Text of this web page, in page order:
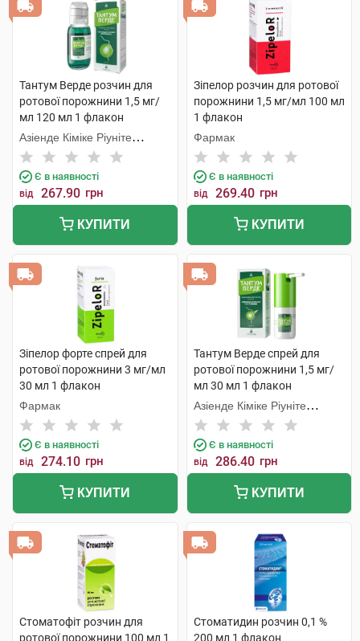
Тантум Верде розчин для
ротової порожнини 1,5 мг/
мл 120 мл 1 флакон
Азіенде Кіміке Ріуніте
Анжеліні Франческо
Є в наявності
від 267.90 грн
КУПИТИ
Зіпелор розчин для ротової
порожнини 1,5 мг/мл 100 мл
1 флакон
Фармак
Є в наявності
від 269.40 грн
КУПИТИ
Зіпелор форте спрей для
ротової порожнини 3 мг/мл
30 мл 1 флакон
Фармак
Є в наявності
від 274.10 грн
КУПИТИ
Тантум Верде спрей для
ротової порожнини 1,5 мг/
мл 30 мл 1 флакон
Азіенде Кіміке Ріуніте
Анжеліні Франческо
Є в наявності
від 286.40 грн
КУПИТИ
Стоматофіт розчин для
ротової порожнини 100 мл 1
Стоматидин розчин 0,1 %
200 мл 1 флакон